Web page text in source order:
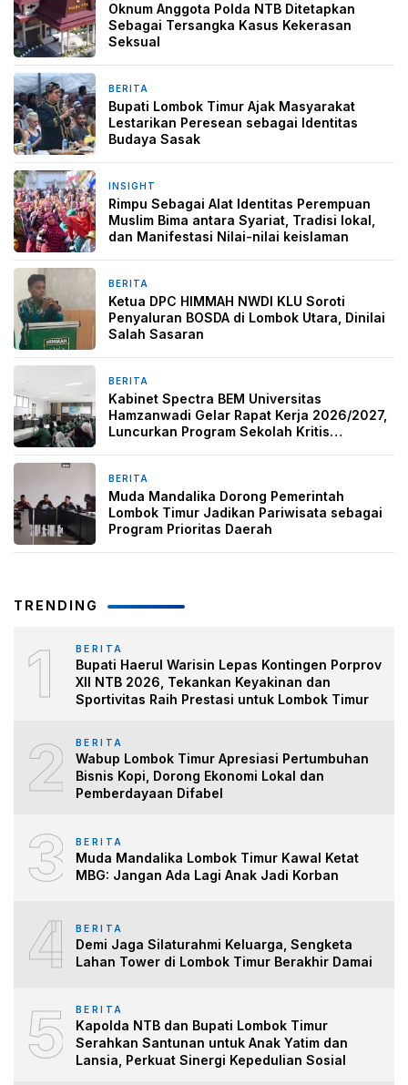
Oknum Anggota Polda NTB Ditetapkan
Sebagai Tersangka Kasus Kekerasan
Seksual
BERITA
Bupati Lombok Timur Ajak Masyarakat
Lestarikan Peresean sebagai Identitas
Budaya Sasak
INSIGHT
Rimpu Sebagai Alat Identitas Perempuan
Muslim Bima antara Syariat, Tradisi lokal,
dan Manifestasi Nilai-nilai keislaman
BERITA
Ketua DPC HIMMAH NWDI KLU Soroti
Penyaluran BOSDA di Lombok Utara, Dinilai
Salah Sasaran
BERITA
Kabinet Spectra BEM Universitas
Hamzanwadi Gelar Rapat Kerja 2026/2027,
Luncurkan Program Sekolah Kritis
BERITA
Muda Mandalika Dorong Pemerintah
Lombok Timur Jadikan Pariwisata sebagai
Program Prioritas Daerah
TRENDING
1 BERITA
Bupati Haerul Warisin Lepas Kontingen Porprov
XII NTB 2026, Tekankan Keyakinan dan
Sportivitas Raih Prestasi untuk Lombok Timur
2 BERITA
Wabup Lombok Timur Apresiasi Pertumbuhan
Bisnis Kopi, Dorong Ekonomi Lokal dan
Pemberdayaan Difabel
3 BERITA
Muda Mandalika Lombok Timur Kawal Ketat
MBG: Jangan Ada Lagi Anak Jadi Korban
4 BERITA
Demi Jaga Silaturahmi Keluarga, Sengketa
Lahan Tower di Lombok Timur Berakhir Damai
5 BERITA
Kapolda NTB dan Bupati Lombok Timur
Serahkan Santunan untuk Anak Yatim dan
Lansia, Perkuat Sinergi Kepedulian Sosial